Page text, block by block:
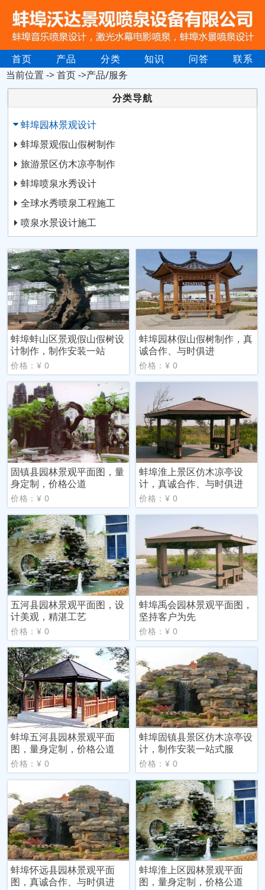
首页 产品 分类 知识 问答
联系
当前位置 ->首页->产品/服务
分类导航
蚌埠园林景观设计
蚌埠景观假山假树制作
旅游景区仿木凉亭制作
蚌埠喷泉水秀设计
全球水秀喷泉工程施工
喷泉水景设计施工
蚌埠蚌山区景观假山假树设
计制作，制作安装一站
价格：¥ 0
蚌埠园林假山假树制作，真
诚合作、与时俱进
价格：¥ 0
固镇县园林景观平面图，量
身定制，价格公道
价格：¥ 0
蚌埠淮上景区仿木凉亭设
计，真诚合作、与时俱进
价格：¥ 0
五河县园林景观平面图，设
计美观，精湛工艺
价格：¥ 0
蚌埠禹会园林景观平面图，
坚持客户为先
价格：¥ 0
蚌埠五河县园林景观平面
图，量身定制，价格公道
价格：¥ 0
蚌埠固镇县景区仿木凉亭设
计，制作安装一站式服
价格：¥ 0
蚌埠怀远县园林景观平面
图，真诚合作、与时俱进
蚌埠淮上区园林景观平面
图，量身定制，价格公道